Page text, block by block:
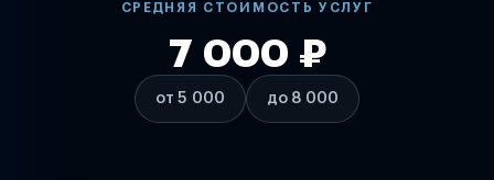
СРЕДНЯЯ СТОИМОСТЬ УСЛУГ
от 5 000
7 000 ₽
до 8 000